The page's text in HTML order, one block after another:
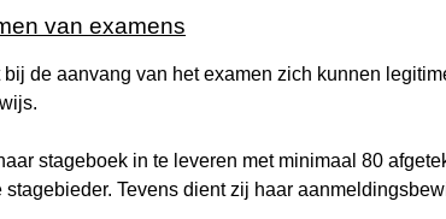
van examens
bij de aanvang van het examen zich kunnen
stageboek in te leveren met minimaal 80
stagebieder. Tevens dient zij haar